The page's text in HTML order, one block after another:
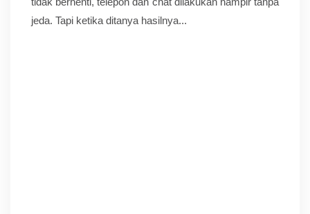
jeda. Tapi ketika ditanya hasilnya...